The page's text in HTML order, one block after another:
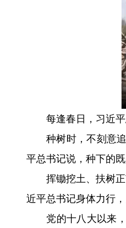
每逢春日，习近
种树时，不刻意
平总书记说，种下的
挥锄挖土、扶树
近平总书记身体力行
党的十八大以来